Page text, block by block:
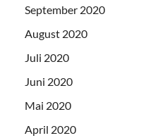
September 2020
August 2020
Juli 2020
Juni 2020
Mai 2020
April 2020